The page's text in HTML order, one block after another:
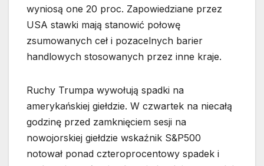
wyniosą one 20 proc. Zapowiedziane przez
USA stawki mają stanowić połowę
zsumowanych ceł i pozacelnych barier
handlowych stosowanych przez inne kraje.
Ruchy Trumpa wywołują spadki na
amerykańskiej giełdzie. W czwartek na niecałą
godzinę przed zamknięciem sesji na
nowojorskiej giełdzie wskaźnik S&P500
notował ponad czteroprocentowy spadek i